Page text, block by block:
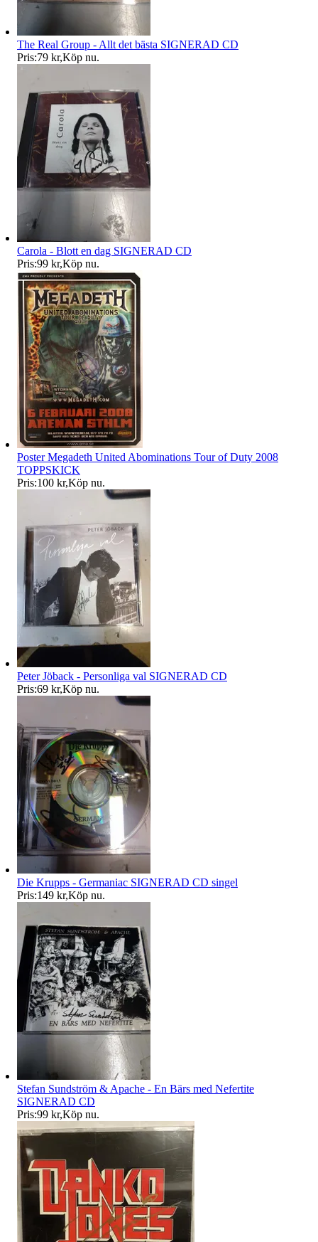
The Real Group - Allt det bästa SIGNERAD CD
Pris:79 kr,Köp nu.
Carola - Blott en dag SIGNERAD CD
Pris:99 kr,Köp nu.
Poster Megadeth United Abominations Tour of Duty 2008
TOPPSKICK
Pris:100 kr,Köp nu.
Peter Jöback - Personliga val SIGNERAD CD
Pris:69 kr,Köp nu.
Die Krupps - Germaniac SIGNERAD CD singel
Pris:149 kr,Köp nu.
Stefan Sundström & Apache - En Bärs med Nefertite
SIGNERAD CD
Pris:99 kr,Köp nu.